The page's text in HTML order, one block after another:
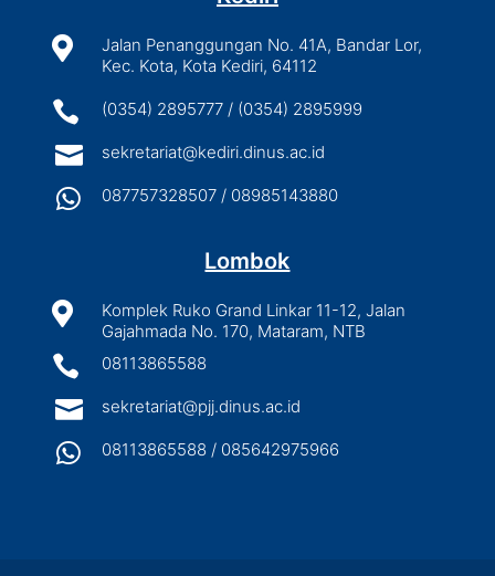

Jalan Penanggungan No. 41A, Bandar Lor,
Kec. Kota, Kota Kediri, 64112
 (0354) 2895777 / (0354) 2895999
 sekretariat@kediri.dinus.ac.id
 087757328507 / 08985143880
Lombok

Komplek Ruko Grand Linkar 11-12, Jalan
Gajahmada No. 170, Mataram, NTB
 08113865588
 sekretariat@pjj.dinus.ac.id
 08113865588 / 085642975966